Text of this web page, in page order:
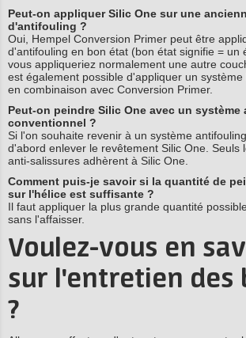
Peut-on appliquer Silic One sur une
d'antifouling ?
Oui, Hempel Conversion Primer peut être
d'antifouling en bon état (bon état signifie = un
vous appliqueriez normalement une autre
est également possible d'appliquer un système
en combinaison avec Conversion Primer.
Peut-on peindre Silic One avec un
conventionnel ?
Si l'on souhaite revenir à un système
d'abord enlever le revêtement Silic One. Seuls
anti-salissures adhèrent à Silic One.
Comment puis-je savoir si la quantité de
sur l'hélice est suffisante ?
Il faut appliquer la plus grande quantité
sans l'affaisser.
Voulez-vous en
sur l'entretien des
?